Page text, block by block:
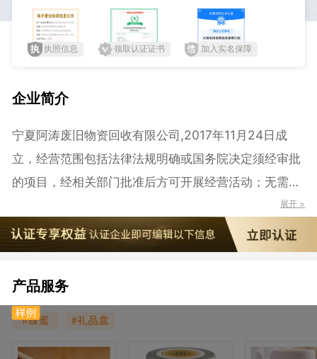
执照信息 领取认证证书 加入实名保障
企业简介
宁夏阿涛废旧物资回收有限公司,2017年11月24日成
立，经营范围包括法律法规明确或国务院决定须经审批
的项目，经相关部门批准后方可开展经营活动；无需审
批的，市场主体自主选择经营项目开展经营活动。（依
法须经批准的项目，经相关部门批准后方可开展经营活
动）
展开 >
产品服务